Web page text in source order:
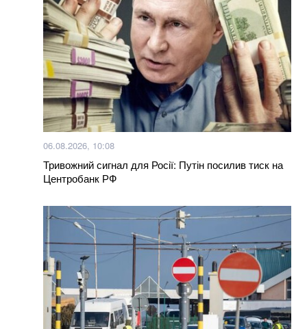
06.08.2026, 10:08
Тривожний сигнал для Росії: Путін посилив тиск на
Центробанк РФ